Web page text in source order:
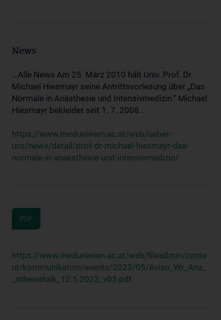
News
...Alle News Am 25. März 2010 hält Univ. Prof. Dr.
Michael Hiesmayr seine Antrittsvorlesung über „Das
Normale in Anästhesie und Intensivmedizin.“ Michael
Hiesmayr bekleidet seit 1. 7. 2008...
https://www.meduniwien.ac.at/web/ueber-
uns/news/detail/prof-dr-michael-hiesmayr-das-
normale-in-anaesthesie-und-intensivmedizin/
PDF
https://www.meduniwien.ac.at/web/fileadmin/conte
nt/kommunikation/events/2023/05/Aviso_Wr_Ana_
_sthesietalk_12.5.2023_v03.pdf